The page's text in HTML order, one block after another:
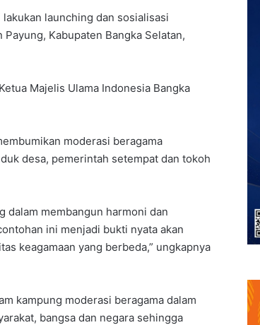
launching dan sosialisasi
Kabupaten Bangka Selatan,
Majelis Ulama Indonesia Bangka
moderasi beragama
desa, pemerintah setempat dan tokoh
dalam membangun harmoni dan
ini menjadi bukti nyata akan
keagamaan yang berbeda,” ungkapnya
kampung moderasi beragama dalam
bangsa dan negara sehingga